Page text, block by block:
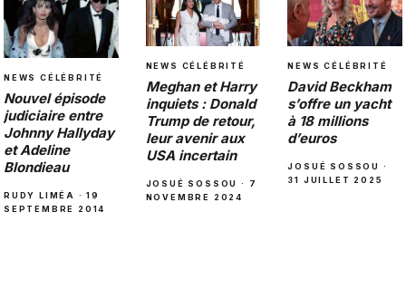
NEWS CÉLÉBRITÉ
Nouvel épisode
judiciaire entre
Johnny Hallyday
et Adeline
Blondieau
RUDY LIMÉA · 19
SEPTEMBRE 2014
NEWS CÉLÉBRITÉ
Meghan et Harry
inquiets : Donald
Trump de retour,
leur avenir aux
USA incertain
JOSUÉ SOSSOU · 7
NOVEMBRE 2024
NEWS CÉLÉBRITÉ
David Beckham
s’offre un yacht
à 18 millions
d’euros
JOSUÉ SOSSOU ·
31 JUILLET 2025